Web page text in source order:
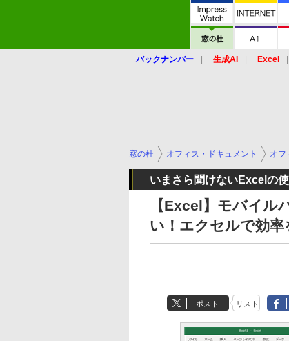
バックナンバー 生成AI Excel
窓の杜 オフィス・ドキュメント オフ
いまさら聞けないExcelの
【Excel】モバイル
い！エクセルで効
ポスト リスト